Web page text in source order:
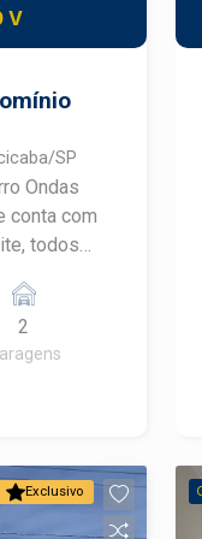
V
SP
Ondas
todos
Área
Área
conforto
Para
2
Exclusivo